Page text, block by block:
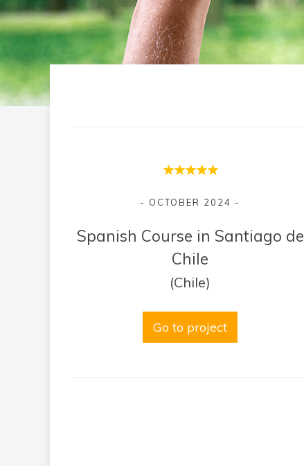
- OCTOBER 2024 -
Spanish Course in Santiago de
Chile
(Chile)
Go to project